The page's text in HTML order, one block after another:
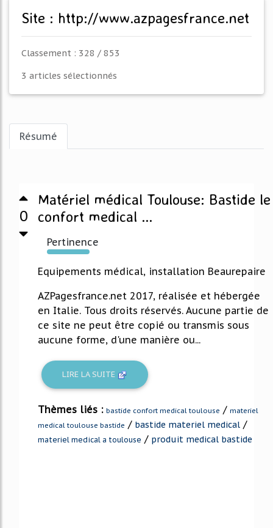
Site : http://www.azpagesfrance.net
Classement : 328 / 853
3 articles sélectionnés
Résumé
0
Matériel médical Toulouse: Bastide le
confort medical ...
Pertinence
195%
Equipements médical, installation Beaurepaire
AZPagesfrance.net 2017, réalisée et hébergée
en Italie. Tous droits réservés. Aucune partie de
ce site ne peut être copié ou transmis sous
aucune forme, d'une manière ou...
LIRE LA SUITE
Thèmes liés : bastide confort medical toulouse / materiel
medical toulouse bastide / bastide materiel medical /
materiel medical a toulouse / produit medical bastide